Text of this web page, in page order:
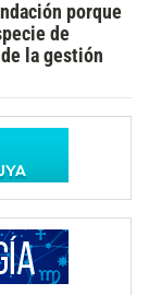
porque
de
la gestión